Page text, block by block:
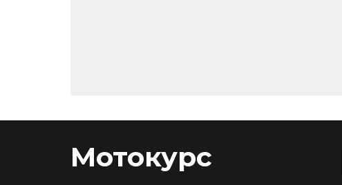
Мотокурс